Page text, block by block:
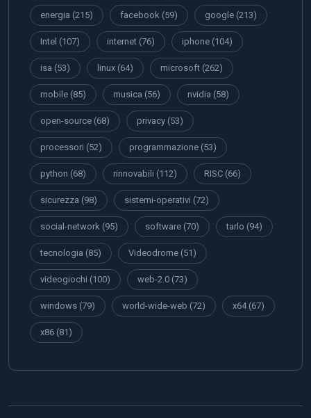
energia (215) facebook (59) google (213)
Intel (107) internet (76) iphone (104)
isa (53) linux (64) microsoft (262)
mobile (85) musica (56) nvidia (58)
open-source (68) privacy (53)
processori (52) programmazione (53)
python (68) rinnovabili (112) RISC (66)
sicurezza (98) sistemi-operativi (72)
social-network (95) software (70) tarlo (94)
tecnologia (85) Videodrome (51)
videogiochi (100) web-2.0 (73)
windows (79) world-wide-web (72) x64(67)
x86 (81)